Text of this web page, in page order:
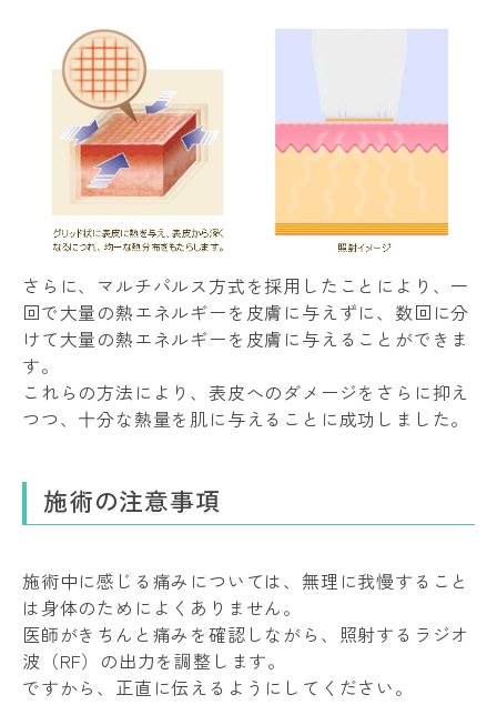
さらに、マルチパルス方式を採用したことにより、一
回で大量の熱エネルギーを皮膚に与えずに、数回に分
けて大量の熱エネルギーを皮膚に与えることができま
す。
これらの方法により、表皮へのダメージをさらに抑え
つつ、十分な熱量を肌に与えることに成功しました。
施術の注意事項
施術中に感じる痛みについては、無理に我慢すること
は身体のためによくありません。
医師がきちんと痛みを確認しながら、照射するラジオ
波（RF）の出力を調整します。
ですから、正直に伝えるようにしてください。